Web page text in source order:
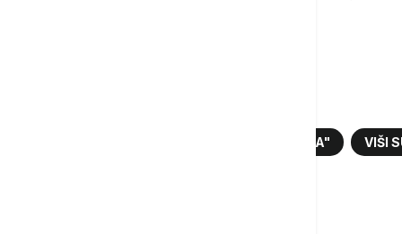
ŠKOLA "STVAR SRCA" VIŠI